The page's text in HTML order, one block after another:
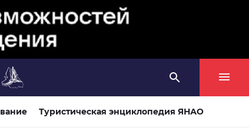
Туристическая энциклопедия ЯНАО